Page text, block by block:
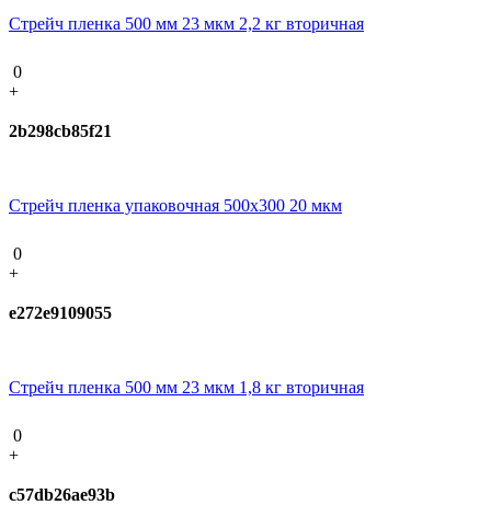
Стрейч пленка 500 мм 23 мкм 2,2 кг вторичная
0
+
2b298cb85f21
Стрейч пленка упаковочная 500х300 20 мкм
0
+
e272e9109055
Стрейч пленка 500 мм 23 мкм 1,8 кг вторичная
0
+
c57db26ae93b